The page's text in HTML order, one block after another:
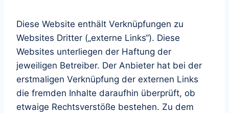
Diese Website enthält Verknüpfungen zu
Websites Dritter („externe Links“). Diese
Websites unterliegen der Haftung der
jeweiligen Betreiber. Der Anbieter hat bei der
erstmaligen Verknüpfung der externen Links
die fremden Inhalte daraufhin überprüft, ob
etwaige Rechtsverstöße bestehen. Zu dem